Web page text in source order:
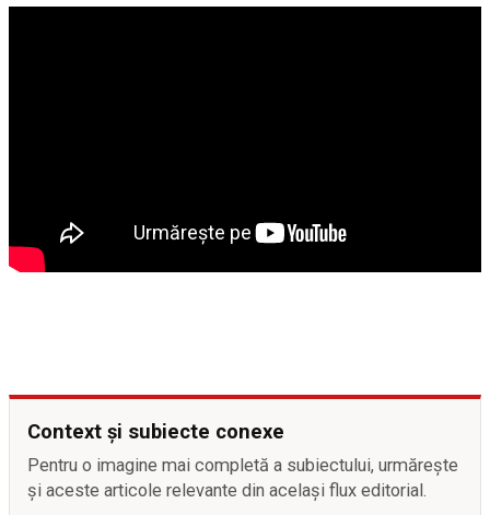
Context și subiecte conexe
Pentru o imagine mai completă a subiectului, urmărește
și aceste articole relevante din același flux editorial.